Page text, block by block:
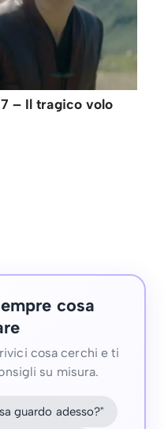
– Il tragico volo
cosa
cosa cerchi e ti
su misura.
guardo adesso?"